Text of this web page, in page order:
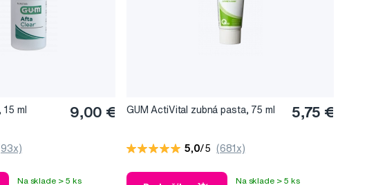
ml 9,00 €
Na sklade > 5 ks
GUM ActiVital zubná pasta, 75 ml 5,75 €
5,0/5 (681x)
Na sklade > 5 ks